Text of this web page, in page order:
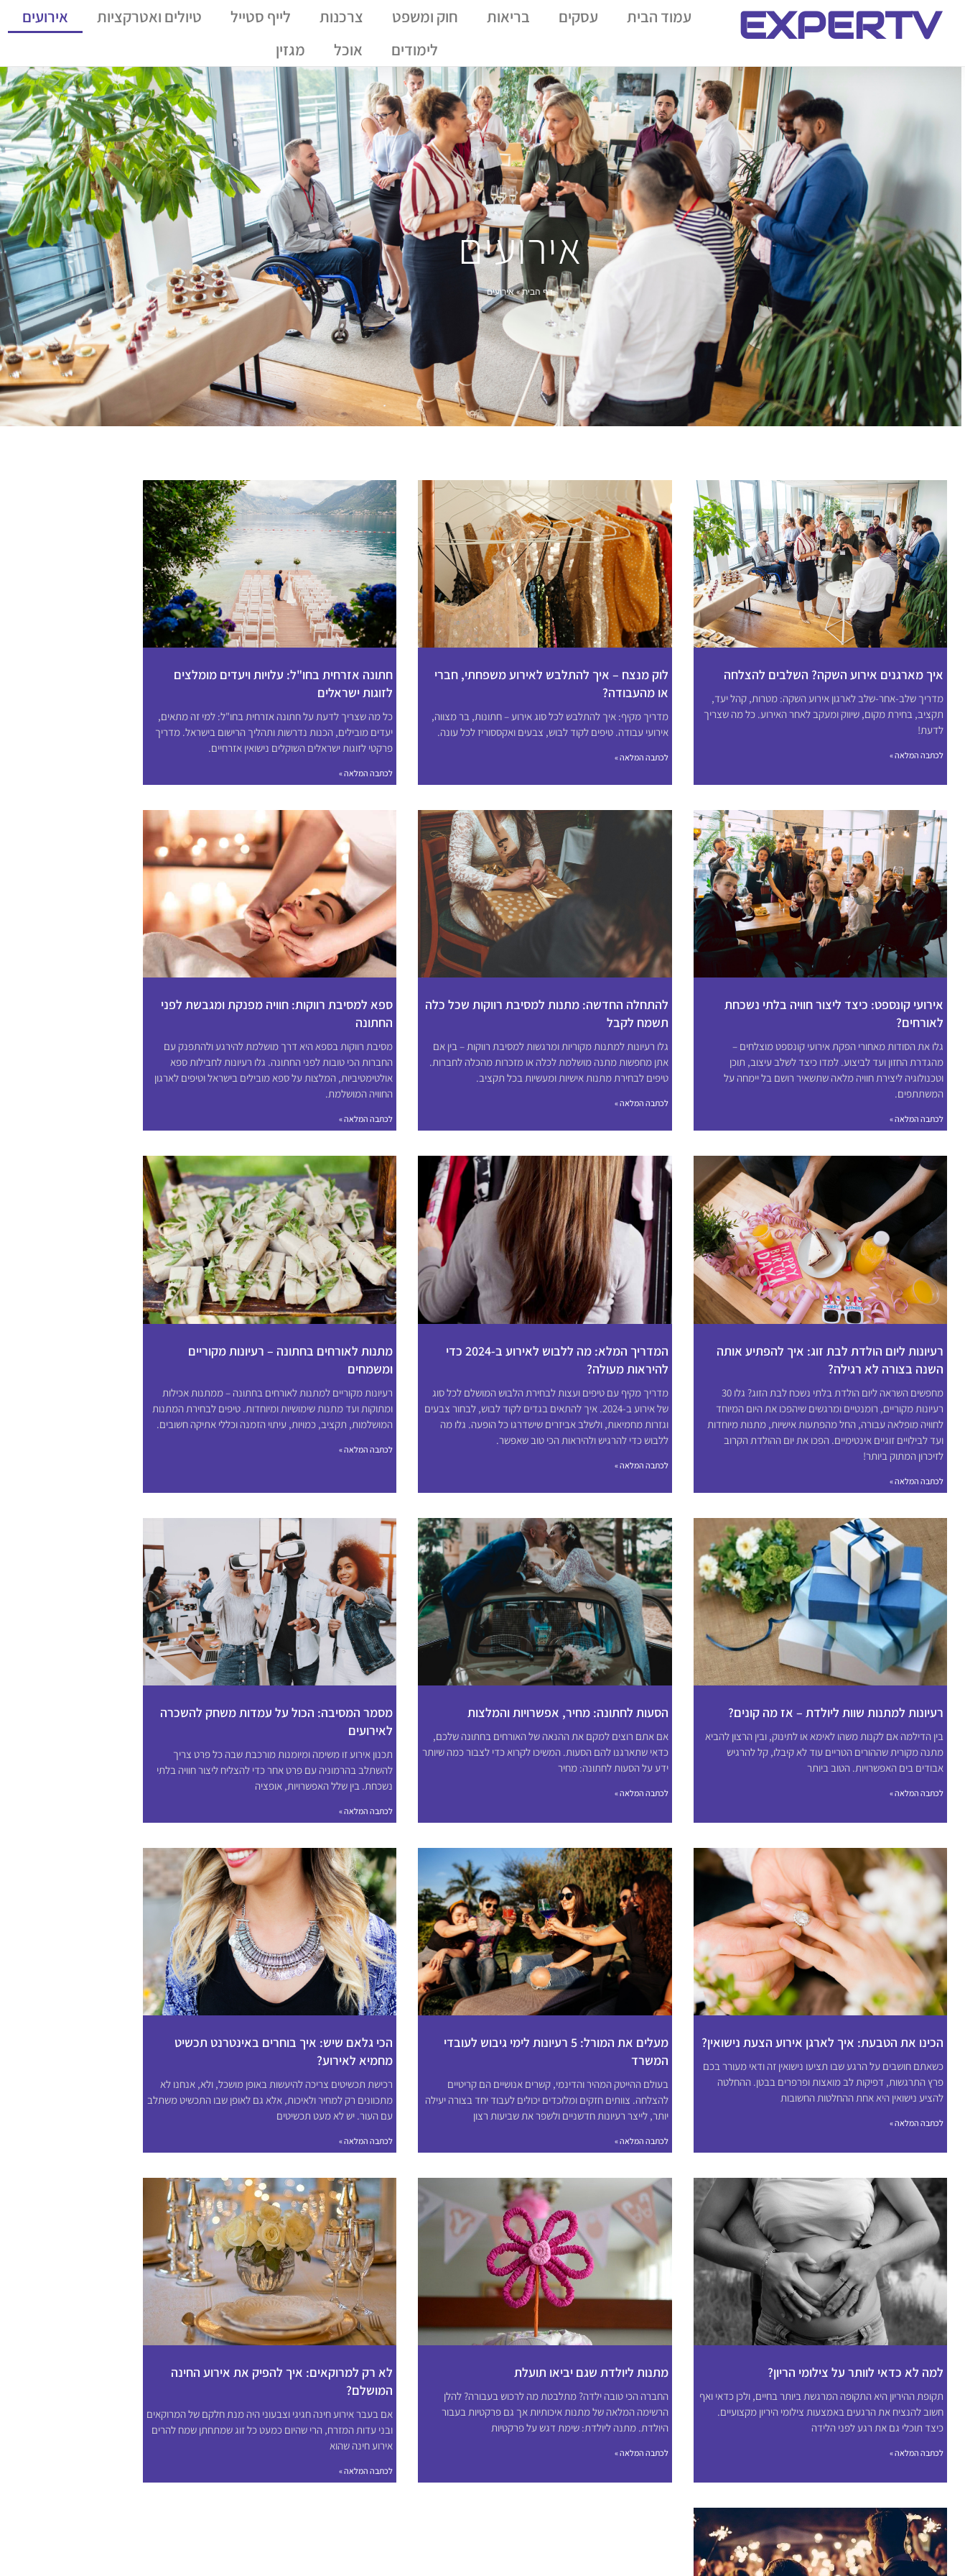
EXPERTV עמוד הבית עסקים בריאות חוק ומשפט צרכנות לייף סטייל טיולים ואטרקציות
אירועים
לימודים
אוכל מגזין
אירועים
דף הבית»אירועים
איך מארגנים אירוע השקה? השלבים להצלחה
מדריך שלב-אחר-שלב לארגון אירוע השקה: מטרות, קהל יעד,
תקציב, בחירת מקום, שיווק ומעקב לאחר האירוע. כל מה שצריך
לדעת!
לכתבה המלאה »
לוק מנצח – איך להתלבש לאירוע משפחתי, חברי
או מהעבודה?
מדריך מקיף: איך להתלבש לכל סוג אירוע – חתונות, בר מצווה,
אירועי עבודה. טיפים לקוד לבוש, צבעים ואקססוריז לכל עונה.
לכתבה המלאה »
חתונה אזרחית בחו"ל: עלויות ויעדים מומלצים
לזוגות ישראלים
כל מה שצריך לדעת על חתונה אזרחית בחו"ל: למי זה מתאים,
יעדים מובילים, הכנות נדרשות ותהליך הרישום בישראל. מדריך
פרקטי לזוגות ישראלים השוקלים נישואין אזרחיים.
לכתבה המלאה »
אירועי קונספט: כיצד ליצור חוויה בלתי נשכחת
לאורחים?
גלו את הסודות מאחורי הפקת אירועי קונספט מוצלחים –
מהגדרת החזון ועד לביצוע. למדו כיצד לשלב עיצוב, תוכן
וטכנולוגיה ליצירת חוויה מלאה שתשאיר רושם בל יימחה על
המשתתפים.
לכתבה המלאה »
להתחלה החדשה: מתנות למסיבת רווקות שכל כלה
תשמח לקבל
גלו רעיונות למתנות מקוריות ומרגשות למסיבת רווקות – בין אם
אתן מחפשות מתנה מושלמת לכלה או מזכרות מהכלה לחברות.
טיפים לבחירת מתנות אישיות ומעשיות בכל תקציב.
לכתבה המלאה »
ספא למסיבת רווקות: חוויה מפנקת ומגבשת לפני
החתונה
מסיבת רווקות בספא היא דרך מושלמת להירגע ולהתפנק עם
החברות הכי טובות לפני החתונה. גלו רעיונות לחבילות ספא
אולטימטיביות, המלצות על ספא מובילים בישראל וטיפים לארגון
החוויה המושלמת.
לכתבה המלאה »
רעיונות ליום הולדת לבת זוג: איך להפתיע אותה
השנה בצורה לא רגילה?
מחפשים השראה ליום הולדת בלתי נשכח לבת הזוג? גלו 30
רעיונות מקוריים, רומנטיים ומרגשים שיהפכו את היום המיוחד
לחוויה מופלאה עבורה, החל מהפתעות אישיות, מתנות מיוחדות
ועד לבילויים זוגיים אינטימיים. הפכו את יום ההולדת הקרוב
לזיכרון המתוק ביותר!
לכתבה המלאה »
המדריך המלא: מה ללבוש לאירוע ב-2024 כדי
להיראות מעולה?
מדריך מקיף עם טיפים ועצות לבחירת הלבוש המושלם לכל סוג
של אירוע ב-2024. איך להתאים בגדים לקוד לבוש, לבחור צבעים
וגזרות מחמיאות, ולשלב אביזרים שישדרגו כל הופעה. גלו מה
ללבוש כדי להרגיש ולהיראות הכי טוב שאפשר.
לכתבה המלאה »
מתנות לאורחים בחתונה – רעיונות מקוריים
ומשמחים
רעיונות מקוריים למתנות לאורחים בחתונה – ממתנות אכילות
ומתוקות ועד מתנות שימושיות ומיוחדות. טיפים לבחירת המתנות
המושלמות, תקציב, כמויות, עיתוי הזמנה וכללי אתיקה חשובים.
לכתבה המלאה »
רעיונות למתנות שוות ליולדת – אז מה קונים?
בין הדילמה אם לקנות משהו לאימא או לתינוק, ובין הרצון להביא
מתנה מקורית שההורים הטריים עוד לא קיבלו, קל להרגיש
אבודים בים האפשרויות. הטוב ביותר
לכתבה המלאה »
הסעות לחתונה: מחיר, אפשרויות והמלצות
אם אתם רוצים למקם את ההנאה של האורחים בחתונה שלכם,
כדאי שתארגנו להם הסעות. המשיכו לקרוא כדי לצבור כמה שיותר
ידע על הסעות לחתונה: מחיר
לכתבה המלאה »
מסמר המסיבה: הכול על עמדות משחק להשכרה
לאירועים
תכנון אירוע זו משימה ומיומנות מורכבת שבה כל פרט צריך
להשתלב בהרמוניה עם פרט אחר כדי להצליח ליצור חוויה בלתי
נשכחת. בין שלל האפשרויות, אופציה
לכתבה המלאה »
הכינו את הטבעת: איך לארגן אירוע הצעת נישואין?
כשאתם חושבים על הרגע שבו תציעו נישואין זה ודאי מעורר בכם
פרץ התרגשות, דפיקות לב מואצות ופרפרים בבטן. ההחלטה
להציע נישואין היא אחת ההחלטות החשובות
לכתבה המלאה »
מעלים את המורל: 5 רעיונות לימי גיבוש לעובדי
המשרד
בעולם ההייטק המהיר והדינמי, קשרים אנושיים הם קריטיים
להצלחה. צוותים חזקים ומלוכדים יכולים לעבוד יחד בצורה יעילה
יותר, לייצר רעיונות חדשניים ולשפר את שביעות רצון
לכתבה המלאה »
הכי גלאם שיש: איך בוחרים באינטרנט תכשיט
מחמיא לאירוע?
רכישת תכשיטים צריכה להיעשות באופן מושכל, ולא, אנחנו לא
מתכוונים רק למחיר ולאיכות, אלא גם לאופן שבו התכשיט משתלב
עם העור. יש לא מעט תכשיטים
לכתבה המלאה »
למה לא כדאי לוותר על צילומי הריון?
תקופת ההיריון היא התקופה המרגשת ביותר בחיים, ולכן כדאי ואף
חשוב להנציח את הרגעים באמצעות צילומי היריון מקצועיים.
כיצד תוכלי גם את רגע לפני הלידה
לכתבה המלאה »
מתנות ליולדת שגם יביאו תועלת
החברה הכי טובה ילדה? מתלבטת מה לרכוש בעבורה? להלן
הרשימה המלאה של מתנות איכותיות אך גם פרקטיות בעבור
היולדת. מתנה ליולדת: שימת דגש על פרקטיות
לכתבה המלאה »
לא רק למרוקאים: איך להפיק את אירוע החינה
המושלם?
אם בעבר אירוע חינה חגיגי וצבעוני היה מנת חלקם של המרוקאים
ובני עדות המזרח, הרי שהיום כמעט כל זוג שמתחתן שמח להרים
אירוע חינה שהוא
לכתבה המלאה »